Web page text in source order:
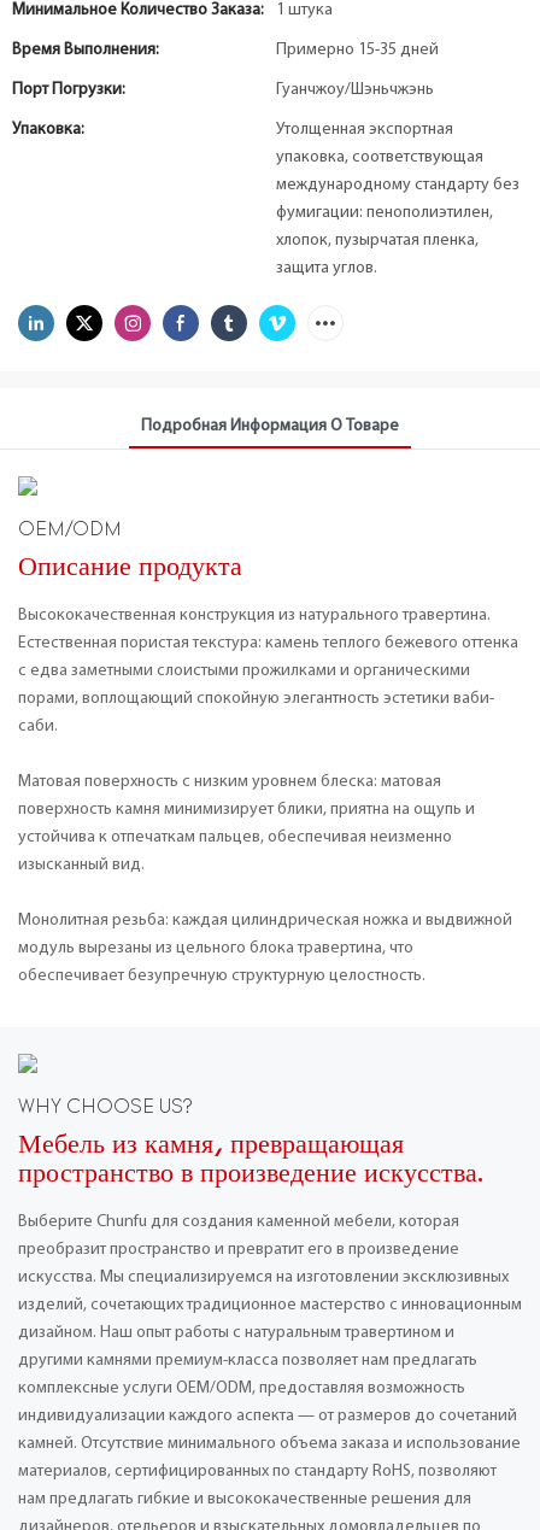
Минимальное Количество Заказа: 1 штука
Время Выполнения: Примерно 15-35 дней
Порт Погрузки: Гуанчжоу/Шэньчжэнь
Упаковка:
Утолщенная экспортная
упаковка, соответствующая
международному стандарту без
фумигации: пенополиэтилен,
хлопок, пузырчатая пленка,
защита углов.
Подробная Информация О Товаре
OEM/ODM
Описание продукта
Высококачественная конструкция из натурального травертина.
Естественная пористая текстура: камень теплого бежевого оттенка
с едва заметными слоистыми прожилками и органическими
порами, воплощающий спокойную элегантность эстетики ваби-
саби.
Матовая поверхность с низким уровнем блеска: матовая
поверхность камня минимизирует блики, приятна на ощупь и
устойчива к отпечаткам пальцев, обеспечивая неизменно
изысканный вид.
Монолитная резьба: каждая цилиндрическая ножка и выдвижной
модуль вырезаны из цельного блока травертина, что
обеспечивает безупречную структурную целостность.
WHY CHOOSE US?
Мебель из камня, превращающая
пространство в произведение искусства.
Выберите Chunfu для создания каменной мебели, которая
преобразит пространство и превратит его в произведение
искусства. Мы специализируемся на изготовлении эксклюзивных
изделий, сочетающих традиционное мастерство с инновационным
дизайном. Наш опыт работы с натуральным травертином и
другими камнями премиум-класса позволяет нам предлагать
комплексные услуги OEM/ODM, предоставляя возможность
индивидуализации каждого аспекта — от размеров до сочетаний
камней. Отсутствие минимального объема заказа и использование
материалов, сертифицированных по стандарту RoHS, позволяют
нам предлагать гибкие и высококачественные решения для